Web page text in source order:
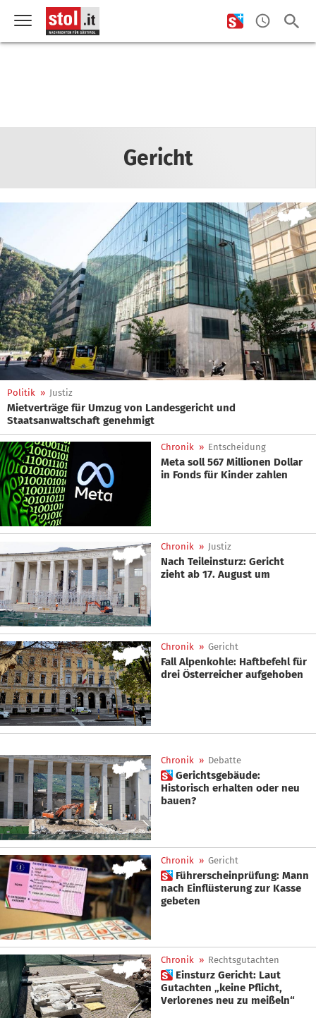
Gericht
Politik » Justiz
Mietverträge für Umzug von Landesgericht und
Staatsanwaltschaft genehmigt
Chronik » Entscheidung
Meta soll 567 Millionen Dollar
in Fonds für Kinder zahlen
Chronik » Justiz
Nach Teileinsturz: Gericht
zieht ab 17. August um
Chronik » Gericht
Fall Alpenkohle: Haftbefehl für
drei Österreicher aufgehoben
Chronik » Debatte
 Gerichtsgebäude:
Historisch erhalten oder neu
bauen?
Chronik » Gericht
 Führerscheinprüfung: Mann
nach Einflüsterung zur Kasse
gebeten
Chronik » Rechtsgutachten
 Einsturz Gericht: Laut
Gutachten „keine Pflicht,
Verlorenes neu zu meißeln“